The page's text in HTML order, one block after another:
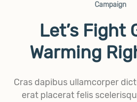
Campaign
Let’s Fight
Warming
Cras dapibus ullamcorper
erat placerat felis